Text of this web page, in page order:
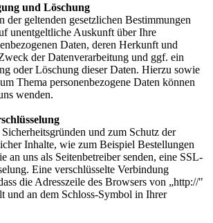
und Löschung
der geltenden gesetzlichen Bestimmungen
unentgeltliche Auskunft über Ihre
Daten, deren Herkunft und
der Datenverarbeitung und ggf. ein
oder Löschung dieser Daten. Hierzu sowie
Thema personenbezogene Daten können
wenden.
und zum Schutz der
Inhalte, wie zum Beispiel Bestellungen
an uns als Seitenbetreiber senden, eine SSL-
Eine verschlüsselte Verbindung
die Adresszeile des Browsers von „http://"
und an dem Schloss-Symbol in Ihrer